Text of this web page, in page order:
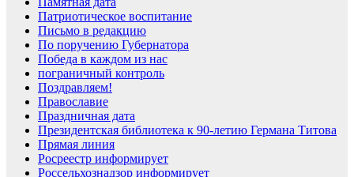
Патриотическое воспитание
Письмо в редакцию
По поручению Губернатора
Победа в каждом из нас
пограничный контроль
Поздравляем!
Православие
Праздничная дата
Президентская библиотека к 90-летию Германа Титова
Прямая линия
Росреестр информирует
Россельхознадзор информирует